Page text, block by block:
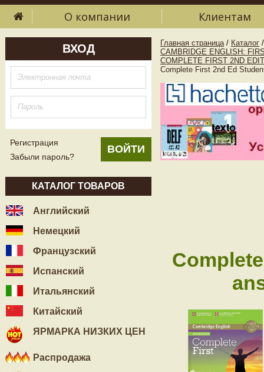
О компании Клиентам
ВХОД
Регистрация
Забыли пароль?
КАТАЛОГ ТОВАРОВ
Английский
Немецкий
Французский
Испанский
Итальянский
Китайский
ЯРМАРКА НИЗКИХ ЦЕН
Распродажа
Главная страница / Каталог /
CAMBRIDGE ENGLISH:
COMPLETE FIRST 2ND
Complete First 2nd Ed